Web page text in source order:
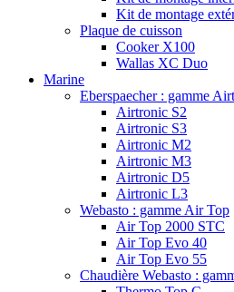
Kit de montage
Plaque de cuisson
Cooker X100
Wallas XC Duo
Marine
Eberspaecher : gamme
Airtronic S2
Airtronic S3
Airtronic M2
Airtronic M3
Airtronic D5
Airtronic L3
Webasto : gamme Air Top
Air Top 2000 STC
Air Top Evo 40
Air Top Evo 55
Chaudière Webasto :